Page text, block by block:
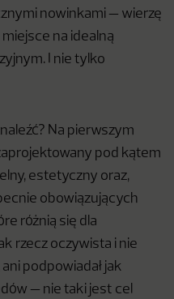
nowinkami — wierzę
na idealną
I nie tylko
Na pierwszym
pod kątem
estetyczny oraz,
obowiązujących
różnią się dla
rzecz oczywista i nie
podpowiadał jak
— nie taki jest cel